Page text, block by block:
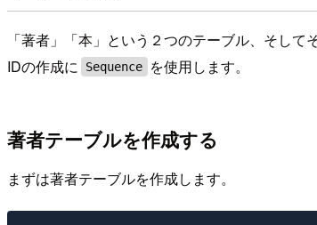
「著者」「本」という２つのテーブル、そし
IDの作成に
Sequence を使用します。
著者テーブルを作成する
まずは著者テーブルを作成します。